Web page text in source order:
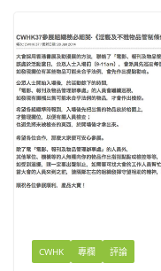
CWHK 專欄 評論